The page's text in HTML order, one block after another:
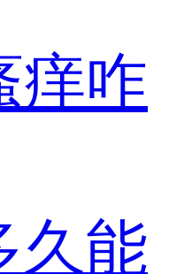
痒咋
久能